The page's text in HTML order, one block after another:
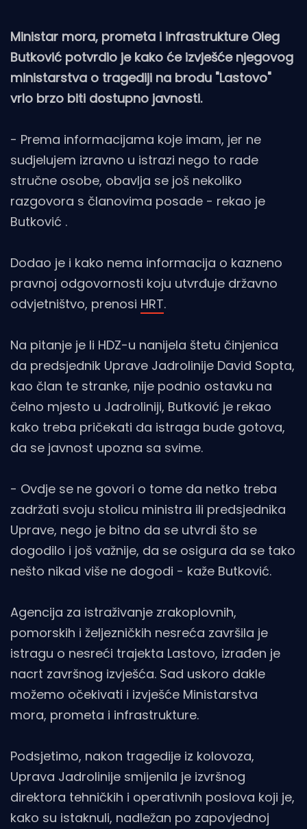
Ministar mora, prometa i infrastrukture Oleg
Butković potvrdio je kako će izvješće njegovog
ministarstva o tragediji na brodu "Lastovo"
vrlo brzo biti dostupno javnosti.
- Prema informacijama koje imam, jer ne
sudjelujem izravno u istrazi nego to rade
stručne osobe, obavlja se još nekoliko
razgovora s članovima posade - rekao je
Butković .
Dodao je i kako nema informacija o kazneno
pravnoj odgovornosti koju utvrđuje državno
odvjetništvo, prenosi HRT.
Na pitanje je li HDZ-u nanijela štetu činjenica
da predsjednik Uprave Jadrolinije David Sopta,
kao član te stranke, nije podnio ostavku na
čelno mjesto u Jadroliniji, Butković je rekao
kako treba pričekati da istraga bude gotova,
da se javnost upozna sa svime.
- Ovdje se ne govori o tome da netko treba
zadržati svoju stolicu ministra ili predsjednika
Uprave, nego je bitno da se utvrdi što se
dogodilo i još važnije, da se osigura da se tako
nešto nikad više ne dogodi - kaže Butković.
Agencija za istraživanje zrakoplovnih,
pomorskih i željezničkih nesreća završila je
istragu o nesreći trajekta Lastovo, izrađen je
nacrt završnog izvješća. Sad uskoro dakle
možemo očekivati i izvješće Ministarstva
mora, prometa i infrastrukture.
Podsjetimo, nakon tragedije iz kolovoza,
Uprava Jadrolinije smijenila je izvršnog
direktora tehničkih i operativnih poslova koji je,
kako su istaknuli, nadležan po zapovjednoj